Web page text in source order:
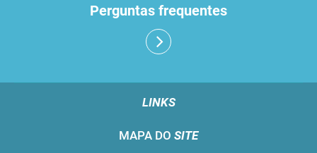
Perguntas frequentes
LINKS
MAPA DO SITE